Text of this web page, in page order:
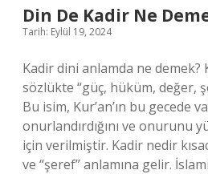
Din De Kadir Ne
Tarih: Eylül 19, 2024
Kadir dini anlamda ne demek?
sözlükte “güç, hüküm, değer,
Bu isim, Kur’an’ın bu gecede
onurlandırdığını ve onurunu
için verilmiştir. Kadir nedir
ve “şeref” anlamına gelir.